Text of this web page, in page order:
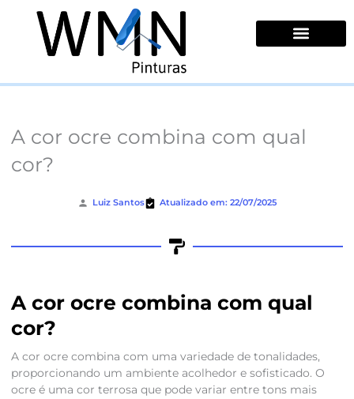
conteúdo
A cor ocre combina com qual
cor?
Luiz Santos Atualizado em: 22/07/2025
A cor ocre combina com qual
cor?
A cor ocre combina com uma variedade de tonalidades,
proporcionando um ambiente acolhedor e sofisticado. O
ocre é uma cor terrosa que pode variar entre tons mais